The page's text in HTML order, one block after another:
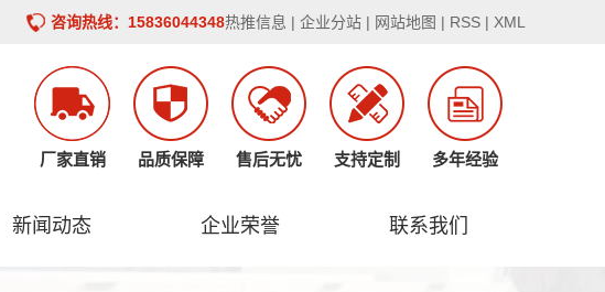
热推信息 | 企业分站 | 网站地图 | RSS | XML
咨询热线：15836044348
厂家直销 品质保障 售后无忧 支持定制 多年经验
新闻动态 企业荣誉 联系我们